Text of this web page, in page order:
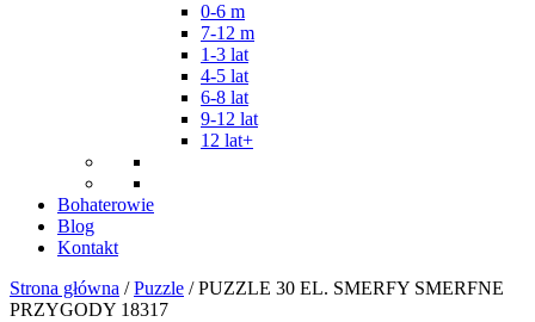
0-6 m
7-12 m
1-3 lat
4-5 lat
6-8 lat
9-12 lat
12 lat+
Bohaterowie
Blog
Kontakt
Strona główna /Puzzle / PUZZLE 30 EL. SMERFY SMERFNE
PRZYGODY 18317